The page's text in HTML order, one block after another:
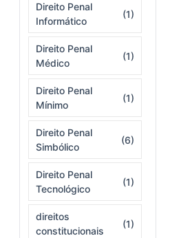
Direito Penal
Informático
(1)
Direito Penal
Médico
(1)
Direito Penal
Mínimo
(1)
Direito Penal
Simbólico
(6)
Direito Penal
Tecnológico
(1)
direitos
constitucionais
(1)